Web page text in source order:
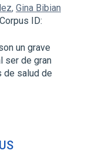
, Gina Bibian
Corpus ID:
un grave
ser de gran
de salud de